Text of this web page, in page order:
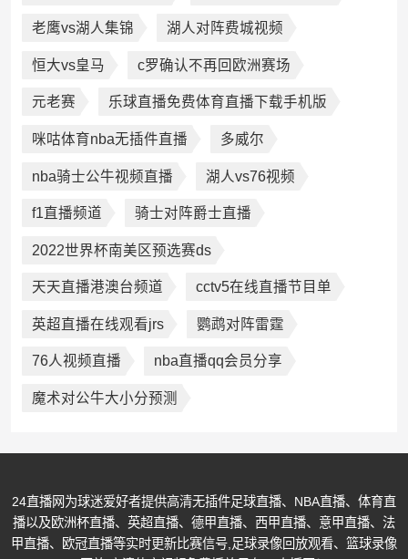
老鹰vs湖人集锦 湖人对阵费城视频
恒大vs皇马 c罗确认不再回欧洲赛场
元老赛 乐球直播免费体育直播下载手机版
咪咕体育nba无插件直播 多威尔
nba骑士公牛视频直播 湖人vs76视频
f1直播频道 骑士对阵爵士直播
2022世界杯南美区预选赛ds
天天直播港澳台频道 cctv5在线直播节目单
英超直播在线观看jrs 鹦鹉对阵雷霆
76人视频直播 nba直播qq会员分享
魔术对公牛大小分预测
24直播网为球迷爱好者提供高清无插件足球直播、NBA直播、体育直
播以及欧洲杯直播、英超直播、德甲直播、西甲直播、意甲直播、法
甲直播、欧冠直播等实时更新比赛信号,足球录像回放观看、篮球录像